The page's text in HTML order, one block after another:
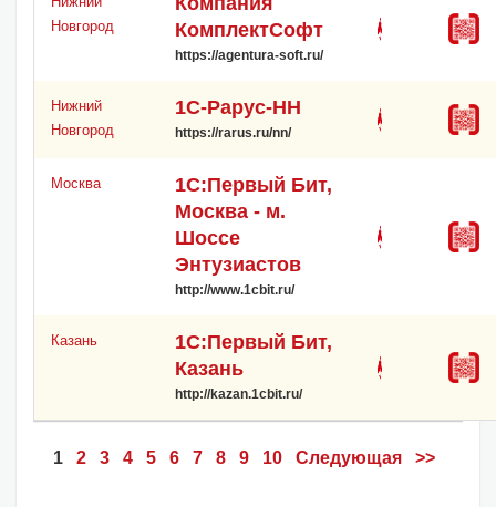
Новгород
КомплектСофт
https://agentura-soft.ru/
Нижний
Новгород
1С-Рарус-НН
https://rarus.ru/nn/
Москва
1С:Первый Бит,
Москва - м.
Шоссе
Энтузиастов
http://www.1cbit.ru/
Казань
1С:Первый Бит,
Казань
http://kazan.1cbit.ru/
1 2 3 4 5 6 7 8 9 10 Следующая >>